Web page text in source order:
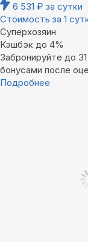
6 531 ₽ за сутки
Стоимость за 1
Суперхозяин
Кэшбэк до 4%
Забронируйте до
бонусами после
Подробнее